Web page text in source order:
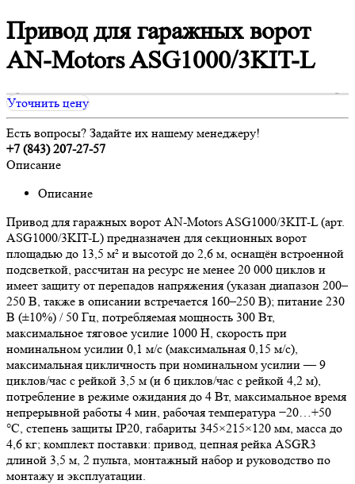
Привод для гаражных ворот
AN-Motors ASG1000/3KIT-L
Уточнить цену
Есть вопросы? Задайте их нашему менеджеру!
+7 (843) 207-27-57
Описание
Описание
Привод для гаражных ворот AN-Motors ASG1000/3KIT-L (арт.
ASG1000/3KIT-L) предназначен для секционных ворот
площадью до 13,5 м² и высотой до 2,6 м, оснащён встроенной
подсветкой, рассчитан на ресурс не менее 20 000 циклов и
имеет защиту от перепадов напряжения (указан диапазон 200–
250 В, также в описании встречается 160–250 В); питание 230
В (±10%) / 50 Гц, потребляемая мощность 300 Вт,
максимальное тяговое усилие 1000 Н, скорость при
номинальном усилии 0,1 м/с (максимальная 0,15 м/с),
максимальная цикличность при номинальном усилии — 9
циклов/час с рейкой 3,5 м (и 6 циклов/час с рейкой 4,2 м),
потребление в режиме ожидания до 4 Вт, максимальное время
непрерывной работы 4 мин, рабочая температура −20…+50
°C, степень защиты IP20, габариты 345×215×120 мм, масса до
4,6 кг; комплект поставки: привод, цепная рейка ASGR3
длиной 3,5 м, 2 пульта, монтажный набор и руководство по
монтажу и эксплуатации.